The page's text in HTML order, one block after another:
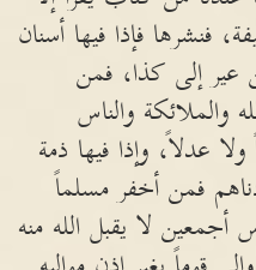
فنشرها فإذا فيها أسنان
عير إلى كذا، فمن
والملائكة والناس
عدلاً، وإذا فيها ذمة
فمن أخفر مسلماً
أجمعين لا يقبل الله منه